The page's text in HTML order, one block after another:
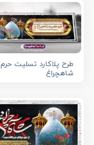
طرح پلاکارد تسلیت حرم
شاهچراغ